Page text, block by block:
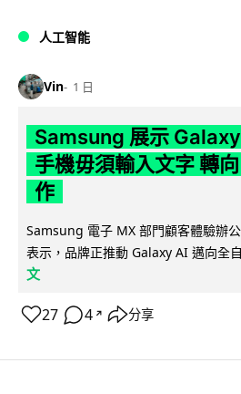
人工智能
Vin 1 日
Samsung 展示
手機毋須輸入文字 轉
作
Samsung 電子 MX 部門顧客體驗辦
表示，品牌正推動 Galaxy AI 邁向全
文
27 4 ↗ 分享